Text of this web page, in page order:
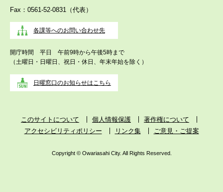
Fax：0561-52-0831（代表）
各課等へのお問い合わせ先
開庁時間 平日 午前9時から午後5時まで
（土曜日・日曜日、祝日・休日、年末年始を除く）
日曜窓口のお知らせはこちら
このサイトについて 個人情報保護
著作権について
アクセシビリティポリシー
リンク集 ご意見・ご提案
Copyright © Owariasahi City. All Rights Reserved.